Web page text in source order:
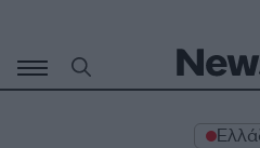
περιεχόμενο